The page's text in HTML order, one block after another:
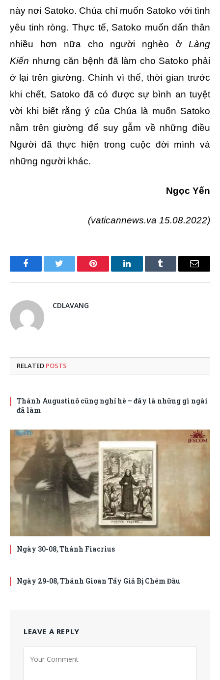
này nơi Satoko. Chúa chỉ muốn Satoko với tình
yêu tinh ròng. Thực tế, Satoko muốn dấn thân
nhiều hơn nữa cho người nghèo ở Làng
Kiến nhưng căn bệnh đã làm cho Satoko phải
ở lại trên giường. Chính vì thế, thời gian trước
khi chết, Satoko đã có được sự bình an tuyệt
vời khi biết rằng ý của Chúa là muốn Satoko
nằm trên giường để suy gẫm về những điều
Người đã thực hiện trong cuộc đời mình và
những người khác.
Ngọc Yến
(vaticannews.va 15.08.2022)
FacebookTwitter Pinterest LinkedInTumblr Email
CDLAVANG
RELATED POSTS
Thánh Augustinô cũng nghỉ hè – đây là những gì ngài
đã làm
Ngày 30-08, Thánh Fiacrius
Ngày 29-08, Thánh Gioan Tẩy Giả Bị Chém Đầu
LEAVE A REPLY